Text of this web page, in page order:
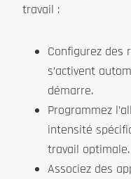
travail :
Configurez des
s’activent
démarre.
Programmez
intensité
travail optimale.
Associez des